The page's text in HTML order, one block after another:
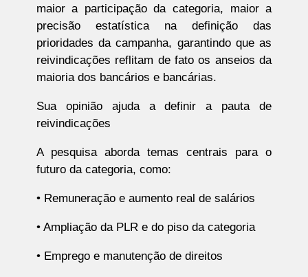
maior a participação da categoria, maior a
precisão estatística na definição das
prioridades da campanha, garantindo que as
reivindicações reflitam de fato os anseios da
maioria dos bancários e bancárias.
Sua opinião ajuda a definir a pauta de
reivindicações
A pesquisa aborda temas centrais para o
futuro da categoria, como:
• Remuneração e aumento real de salários
• Ampliação da PLR e do piso da categoria
• Emprego e manutenção de direitos